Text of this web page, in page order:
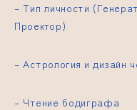
– Тип личности
Проектор)
– Астрология и дизайн
– Чтение бодиграфа